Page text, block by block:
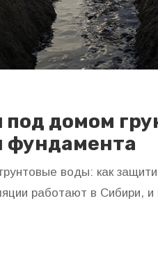
под домом
фундамента
воды: как
работают в Сибири,